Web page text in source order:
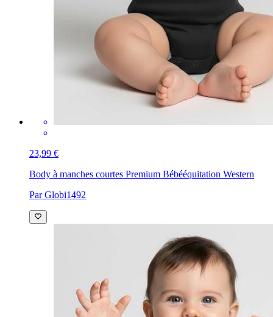
23,99 €
Body à manches courtes Premium Bébééquitation Western
Par Globi1492